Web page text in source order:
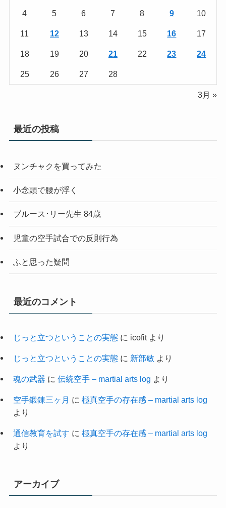
4 5 6 7 8 9 10
11 12 13 14 15 16 17
18 19 20 21 22 23 24
25 26 27 28
3月 »
最近の投稿
ヌンチャクを買ってみた
小念頭で腰が浮く
ブルース･リー先生 84歳
児童の空手試合での反則行為
ふと思った疑問
最近のコメント
じっと立つということの実態に icofitより
じっと立つということの実態に 新部敏 より
魂の武器 に 伝統空手 – martial arts log より
空手鍛錬三ヶ月 に 極真空手の存在感 – martial arts log
より
通信教育を試す に 極真空手の存在感 – martial arts log
より
アーカイブ